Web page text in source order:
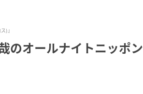
)』
のオールナイトニッポン